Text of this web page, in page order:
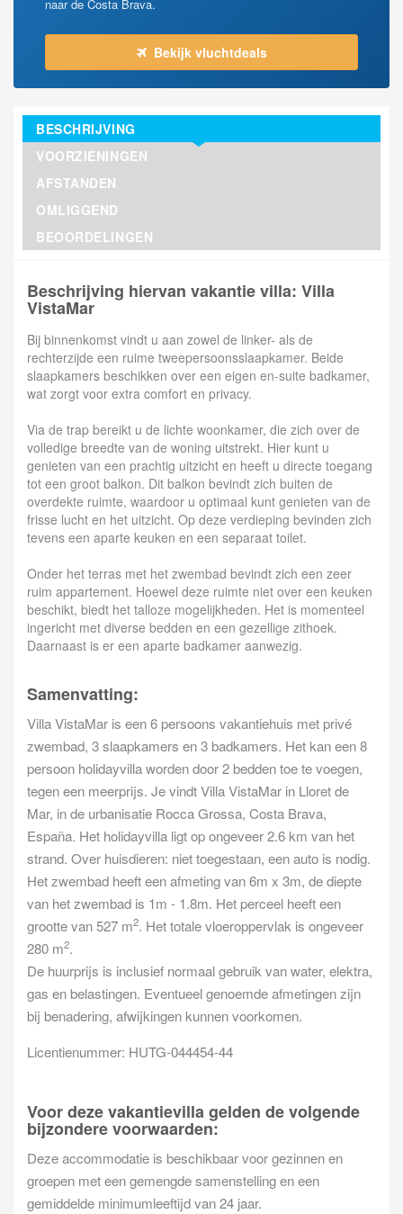
naar de Costa Brava.
Bekijk vluchtdeals
BESCHRIJVING
VOORZIENINGEN
AFSTANDEN
OMLIGGEND
BEOORDELINGEN
Beschrijving hiervan vakantie villa: Villa
VistaMar
Bij binnenkomst vindt u aan zowel de linker- als de
rechterzijde een ruime tweepersoonsslaapkamer. Beide
slaapkamers beschikken over een eigen en-suite badkamer,
wat zorgt voor extra comfort en privacy.
Via de trap bereikt u de lichte woonkamer, die zich over de
volledige breedte van de woning uitstrekt. Hier kunt u
genieten van een prachtig uitzicht en heeft u directe toegang
tot een groot balkon. Dit balkon bevindt zich buiten de
overdekte ruimte, waardoor u optimaal kunt genieten van de
frisse lucht en het uitzicht. Op deze verdieping bevinden zich
tevens een aparte keuken en een separaat toilet.
Onder het terras met het zwembad bevindt zich een zeer
ruim appartement. Hoewel deze ruimte niet over een keuken
beschikt, biedt het talloze mogelijkheden. Het is momenteel
ingericht met diverse bedden en een gezellige zithoek.
Daarnaast is er een aparte badkamer aanwezig.
Samenvatting:
Villa VistaMar is een 6 persoons vakantiehuis met privé
zwembad, 3 slaapkamers en 3 badkamers. Het kan een 8
persoon holidayvilla worden door 2 bedden toe te voegen,
tegen een meerprijs. Je vindt Villa VistaMar in Lloret de
Mar, in de urbanisatie Rocca Grossa, Costa Brava,
España. Het holidayvilla ligt op ongeveer 2.6 km van het
strand. Over huisdieren: niet toegestaan, een auto is nodig.
Het zwembad heeft een afmeting van 6m x 3m, de diepte
van het zwembad is 1m - 1.8m. Het perceel heeft een
grootte van 527 m2. Het totale vloeroppervlak is ongeveer
280 m2.
De huurprijs is inclusief normaal gebruik van water, elektra,
gas en belastingen. Eventueel genoemde afmetingen zijn
bij benadering, afwijkingen kunnen voorkomen.
Licentienummer: HUTG-044454-44
Voor deze vakantievilla gelden de volgende
bijzondere voorwaarden:
Deze accommodatie is beschikbaar voor gezinnen en
groepen met een gemengde samenstelling en een
gemiddelde minimumleeftijd van 24 jaar.